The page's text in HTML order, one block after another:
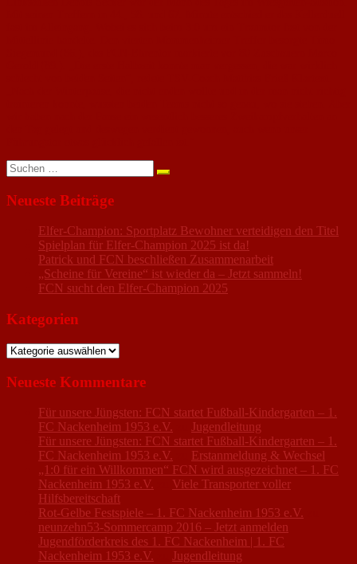
Suchen
nach:
Neueste Beiträge
Elfer-Champion: Sportplatz Bewohner verteidigen den Titel
Spielplan für Elfer-Champion 2025 ist da!
Patrick und FCN beschließen Zusammenarbeit
„Scheine für Vereine“ ist wieder da – Jetzt sammeln!
FCN sucht den Elfer-Champion 2025
Kategorien
Kategorien
Neueste Kommentare
Für unsere Jüngsten: FCN startet Fußball-Kindergarten – 1.
FC Nackenheim 1953 e.V.
Jugendleitung
Für unsere Jüngsten: FCN startet Fußball-Kindergarten – 1.
FC Nackenheim 1953 e.V.
Erstanmeldung & Wechsel
„1:0 für ein Willkommen“ FCN wird ausgezeichnet – 1. FC
Nackenheim 1953 e.V.
Viele Transporter voller
Hilfsbereitschaft
Rot-Gelbe Festspiele – 1. FC Nackenheim 1953 e.V.
neunzehn53-Sommercamp 2016 – Jetzt anmelden
Jugendförderkreis des 1. FC Nackenheim | 1. FC
Nackenheim 1953 e.V.
Jugendleitung